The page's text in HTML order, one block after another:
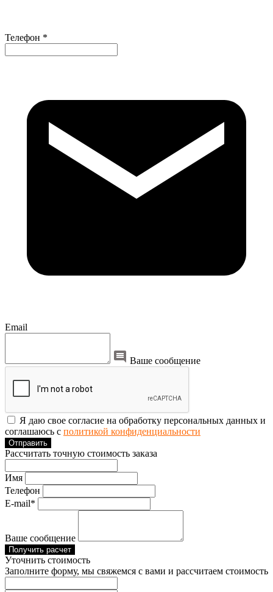
Телефон *
Email
Ваше сообщение
Я даю свое согласие на обработку персональных данных и
соглашаюсь с политикой конфиденциальности
Отправить
Рассчитать точную стоимость заказа
Имя
Телефон
E-mail*
Ваше сообщение
Получить расчет
Уточнить стоимость
Заполните форму, мы свяжемся с вами и рассчитаем стоимость